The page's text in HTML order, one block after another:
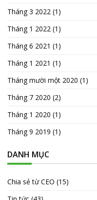
Tháng 3 2022 (1)
Tháng 1 2022 (1)
Tháng 6 2021 (1)
Tháng 1 2021 (1)
Tháng mười một 2020 (1)
Tháng 7 2020 (2)
Tháng 1 2020 (1)
Tháng 9 2019 (1)
DANH MỤC
Chia sẻ từ CEO (15)